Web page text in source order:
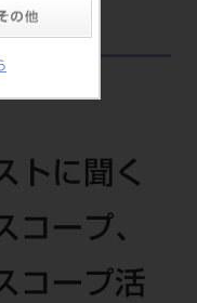
トに聞く
コープ、
コープ活